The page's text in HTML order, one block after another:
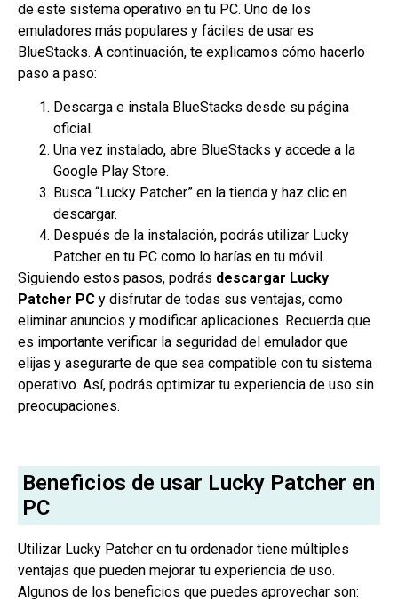
de este sistema operativo en tu PC. Uno de los
emuladores más populares y fáciles de usar es
BlueStacks. A continuación, te explicamos cómo hacerlo
paso a paso:
Descarga e instala BlueStacks desde su página
oficial.
Una vez instalado, abre BlueStacks y accede a la
Google Play Store.
Busca “Lucky Patcher” en la tienda y haz clic en
descargar.
Después de la instalación, podrás utilizar Lucky
Patcher en tu PC como lo harías en tu móvil.
Siguiendo estos pasos, podrás descargar Lucky
Patcher PC y disfrutar de todas sus ventajas, como
eliminar anuncios y modificar aplicaciones. Recuerda que
es importante verificar la seguridad del emulador que
elijas y asegurarte de que sea compatible con tu sistema
operativo. Así, podrás optimizar tu experiencia de uso sin
preocupaciones.
Beneficios de usar Lucky Patcher en
PC
Utilizar Lucky Patcher en tu ordenador tiene múltiples
ventajas que pueden mejorar tu experiencia de uso.
Algunos de los beneficios que puedes aprovechar son: